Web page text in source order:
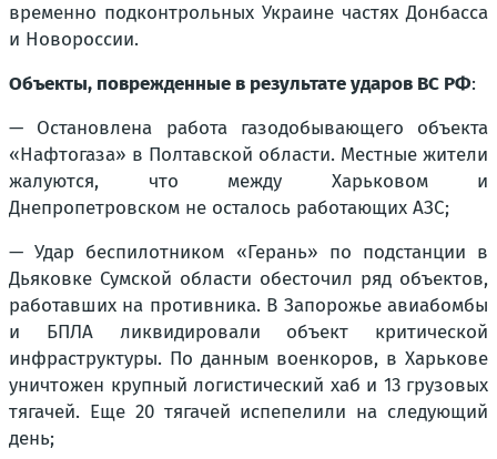
временно подконтрольных Украине частях Донбасса
и Новороссии.
Объекты, поврежденные в результате ударов ВС РФ:
— Остановлена работа газодобывающего объекта
«Нафтогаза» в Полтавской области. Местные жители
жалуются, что между Харьковом и
Днепропетровском не осталось работающих АЗС;
— Удар беспилотником «Герань» по подстанции в
Дьяковке Сумской области обесточил ряд объектов,
работавших на противника. В Запорожье авиабомбы
и БПЛА ликвидировали объект критической
инфраструктуры. По данным военкоров, в Харькове
уничтожен крупный логистический хаб и 13 грузовых
тягачей. Еще 20 тягачей испепелили на следующий
день;